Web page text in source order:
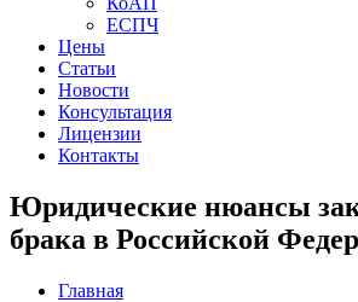
ЕСПЧ
Цены
Статьи
Новости
Консультация
Лицензии
Контакты
Юридические нюансы
брака в Российской
Главная